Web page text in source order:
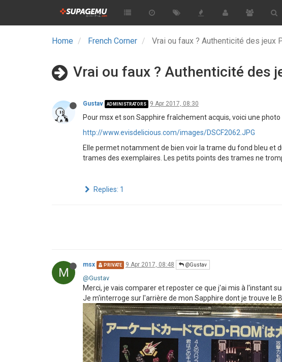
Home French Corner Vrai ou faux ? Authenticité des jeux
Vrai ou faux ? Authenticité des
Gustav ADMINISTRATORS 9 Apr 2017, 08:30
Pour msx et son Sapphire fraîchement acquis, voici une
http://www.evisdelicious.com/images/DSCF2062.JPG
Elle permet notamment de bien voir la trame du fond bleu et
trames des exemplaires. Les petits points des trames ne
Replies: 1
M
msx PRIVATE 9 Apr 2017, 08:48 @Gustav
@Gustav
Merci, je vais comparer et reposter ce que j'ai mis à l'instant
Je m'interroge sur l'arrière de mon Sapphire dont je trouve le